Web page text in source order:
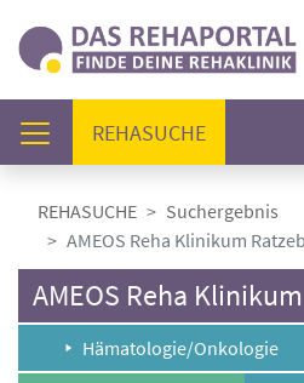
REHASUCHE(AKTUELL)
REHASUCHE
Suchergebnis
AMEOS Reha Klinikum
AMEOS Reha
Hämatologie/Onkologie